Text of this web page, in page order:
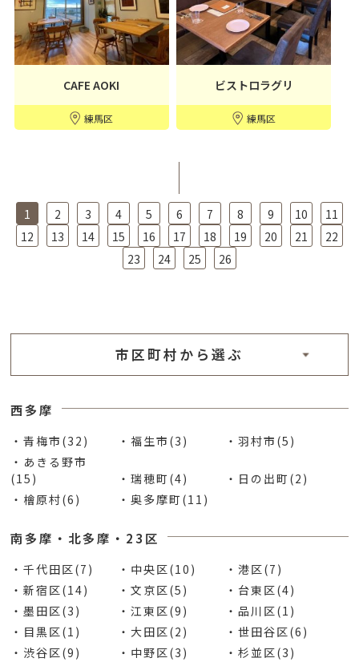
CAFE AOKI
練馬区
ビストロラグリ
練馬区
1 2 3 4 5 6 7 8 9 10
11
12
13 14 15 16 17 18 19 20 21
22
23
24 25 26
市区町村から選ぶ
西多摩
・青梅市(32) ・福生市(3)
・羽村市(5)
・あきる野市
(15)
・瑞穂町(4)
・日の出町(2)
・檜原村(6)
・奥多摩町(11)
南多摩・北多摩・23区
・千代田区(7) ・中央区(10)
・港区(7)
・新宿区(14)
・文京区(5)
・台東区(4)
・墨田区(3)
・江東区(9)
・品川区(1)
・目黒区(1)
・大田区(2)
・世田谷区(6)
・渋谷区(9)
・中野区(3)
・杉並区(3)